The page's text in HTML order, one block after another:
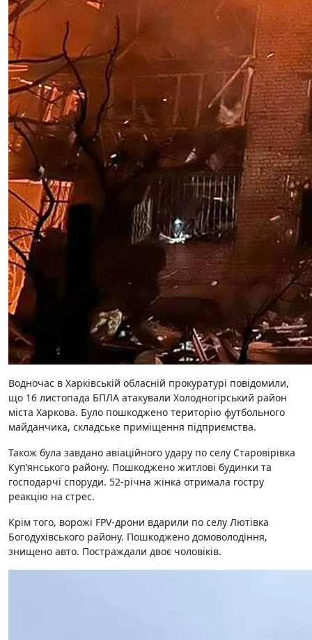
Водночас в Харківській обласній прокуратурі повідомили,
що 16 листопада БПЛА атакували Холодногірський район
міста Харкова. Було пошкоджено територію футбольного
майданчика, складське приміщення підприємства.
Також була завдано авіаційного удару по селу Старовірівка
Куп’янського району. Пошкоджено житлові будинки та
господарчі споруди. 52-річна жінка отримала гостру
реакцію на стрес.
Крім того, ворожі FPV-дрони вдарили по селу Лютівка
Богодухівського району. Пошкоджено домоволодіння,
знищено авто. Постраждали двоє чоловіків.